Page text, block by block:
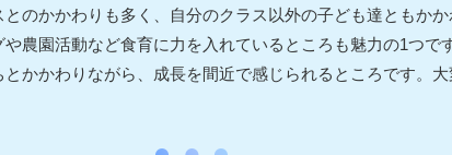
のかかわりも多く、自分のクラス以外の子ども達ともか
農園活動など食育に力を入れているところも魅力の1つで
かかわりながら、成長を間近で感じられるところです。